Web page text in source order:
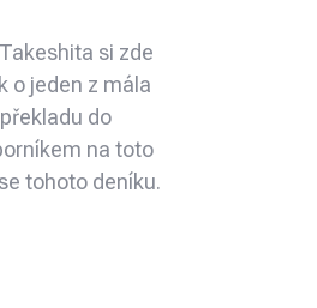
si zde
o jeden z mála
do
na toto
tohoto deníku.